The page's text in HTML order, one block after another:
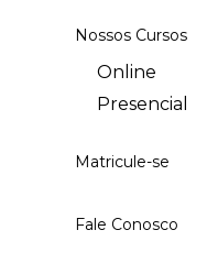
Nossos Cursos
Online
Presencial
Matricule-se
Fale Conosco